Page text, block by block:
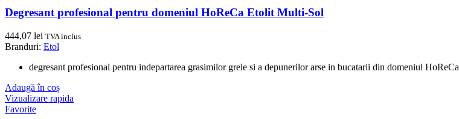
Degresant profesional pentru domeniul HoReCa Etolit Multi-Sol
444,07 lei TVA inclus
Branduri: Etol
degresant profesional pentru indepartarea grasimilor grele si a depunerilor arse in bucatarii din domeniul HoReCa
Adaugă în coș
Vizualizare rapida
Favorite